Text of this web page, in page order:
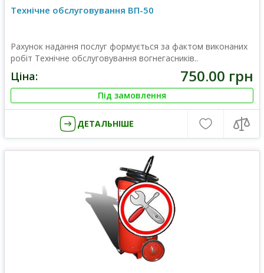
Технічне обслуговування ВП-50
Рахунок надання послуг формується за фактом виконаних
робіт Технічне обслуговування вогнегасників..
Ціна: 750.00 грн
Під замовлення
ДЕТАЛЬНІШЕ